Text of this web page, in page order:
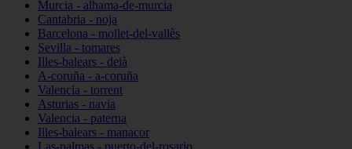
Murcia - alhama-de-murcia
Cantabria - noja
Barcelona - mollet-del-vallès
Sevilla - tomares
Illes-balears - deià
A-coruña - a-coruña
Valencia - torrent
Asturias - navia
Valencia - paterna
Illes-balears - manacor
Las-palmas - puerto-del-rosario